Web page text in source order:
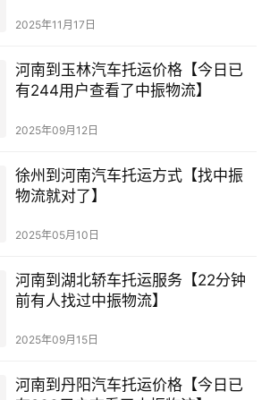
2025年11月17日
河南到玉林汽车托运价格【今日已
有244用户查看了中振物流】
2025年09月12日
徐州到河南汽车托运方式【找中振
物流就对了】
2025年05月10日
河南到湖北轿车托运服务【22分钟
前有人找过中振物流】
2025年09月15日
河南到丹阳汽车托运价格【今日已